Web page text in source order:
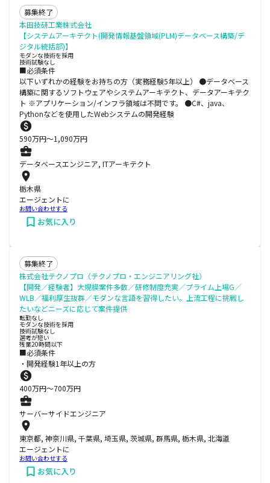
募集終了
本田技研工業株式会社
【システムアーキテクト(開発情報基盤領域(PLM)データベース構築/デ
ジタル統括部)】
モダンな技術を採用
技術試験なし
■必須条件
以下いずれかの経験をお持ちの方（実務経験5年以上） ●データベース
構築に関するソフトウェアやシステムアーキテクト、データアーキテク
ト ※アプリケーション/インフラ領域は不問です。 ●C#、java、
Pythonなどを使用したWebシステムの開発経験
590万円〜1,090万円
データベースエンジニア, ITアーキテクト
栃木県
エージェントに
お問い合わせする
お気に入り
募集終了
株式会社テクノプロ（テクノプロ・エンジニアリング社）
【開発／経験者】大規模案件多数／研修制度充実／プライム上場G／
WLB／福利厚生抜群／モダンな言語を習得したい。上流工程に挑戦し
たいなどニーズに応じて案件提供
転勤なし
モダンな技術を採用
技術試験なし
選考が短い
残業20時間以下
■必須条件
・開発経験1年以上の方
400万円〜700万円
サーバーサイドエンジニア
東京都, 神奈川県, 千葉県, 埼玉県, 茨城県, 群馬県, 栃木県, 北海道
エージェントに
お問い合わせする
お気に入り